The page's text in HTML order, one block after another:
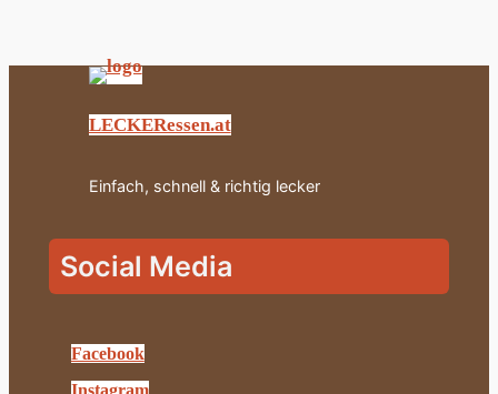
LECKERessen.at
Einfach, schnell & richtig lecker
Social Media
Facebook